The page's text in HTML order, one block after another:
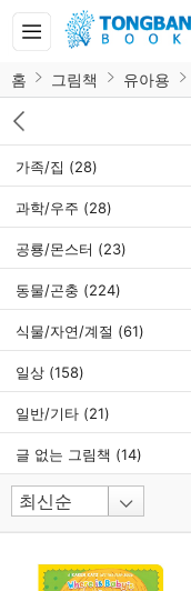
홈 그림책 유아용
가족/집 (28)
과학/우주 (28)
공룡/몬스터 (23)
동물/곤충 (224)
식물/자연/계절 (61)
일상 (158)
일반/기타 (21)
글 없는 그림책 (14)